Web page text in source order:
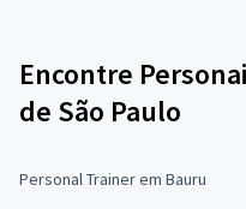
Encontre
de São Paulo
Personal Trainer em Bauru